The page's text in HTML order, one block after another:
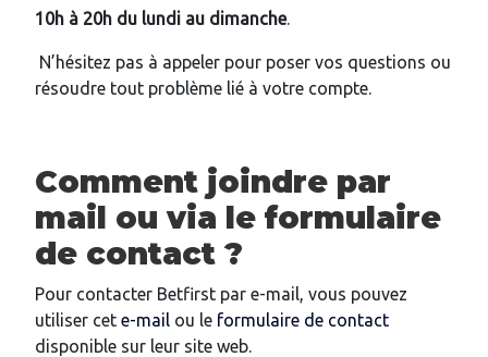
10h à 20h du lundi au dimanche.
N’hésitez pas à appeler pour poser vos questions ou
résoudre tout problème lié à votre compte.
Comment joindre par
mail ou via le formulaire
de contact ?
Pour contacter Betfirst par e-mail, vous pouvez
utiliser cet e-mail ou le formulaire de contact
disponible sur leur site web.